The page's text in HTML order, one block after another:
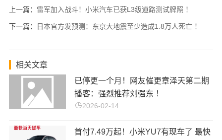
上一篇： 雷军加入战斗！小米汽车已获L3级道路测试牌照 ！
下一篇： 日本官方发预测：东京大地震至少造成1.8万人死亡 ！
相关文章
已停更一个月！网友催更章泽天第二期
播客：强烈推荐刘强东 ！
2026-02-14
首付7.49万起！小米YU7有现车了 最快